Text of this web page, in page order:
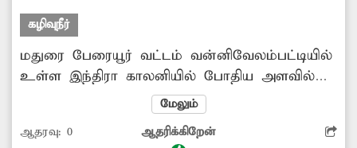
கழிவுநீர்
மதுரை பேரையூர் வட்டம் வன்னிவேலம்பட்டியில்
உள்ள இந்திரா காலனியில் போதிய அளவில்
கழிவுநீர் செல்லும் வடிகால் வசதி இல்லை.
இதனால் கழிவுநீர் அடிக்கடி சாலையில் தேங்கி
சுகாதார சீர்கேடை ஏற்படுத்துகிறது. மேலும்
மேலும்
ஆதரவு: 0 ஆதரிக்கிறேன்